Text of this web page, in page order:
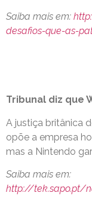
Saiba mais em:
desafios-que-as-
Tribunal diz que
A justiça britânica
opõe a empresa
mas a Nintendo
Saiba mais em:
http://tek.sapo.pt/